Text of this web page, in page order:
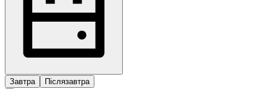
Завтра Післязавтра